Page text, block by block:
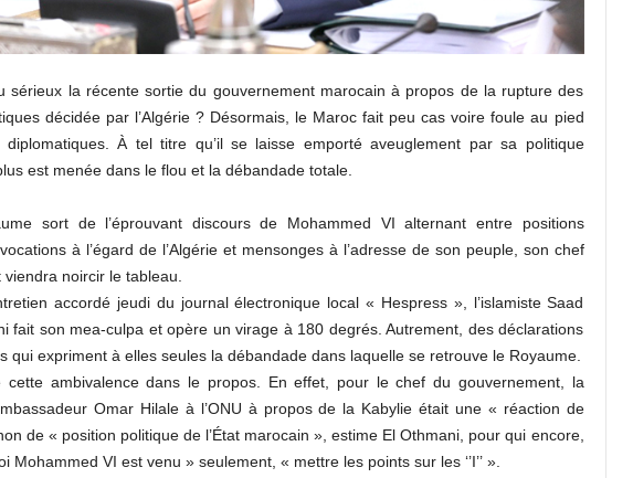
sérieux la récente sortie du gouvernement marocain à propos de la rupture des
décidée par l’Algérie ? Désormais, le Maroc fait peu cas voire foule au pied
À tel titre qu’il se laisse emporté aveuglement par sa politique
est menée dans le flou et la débandade totale.
sort de l’éprouvant discours de Mohammed VI alternant entre positions
à l’égard de l’Algérie et mensonges à l’adresse de son peuple, son chef
noircir le tableau.
accordé jeudi du journal électronique local « Hespress », l’islamiste Saad
fait son mea-culpa et opère un virage à 180 degrés. Autrement, des déclarations
qui expriment à elles seules la débandade dans laquelle se retrouve le Royaume.
cette ambivalence dans le propos. En effet, pour le chef du gouvernement, la
Omar Hilale à l’ONU à propos de la Kabylie était une « réaction de
de « position politique de l’État marocain », estime El Othmani, pour qui encore,
Mohammed VI est venu » seulement, « mettre les points sur les ‘’I’’ ».